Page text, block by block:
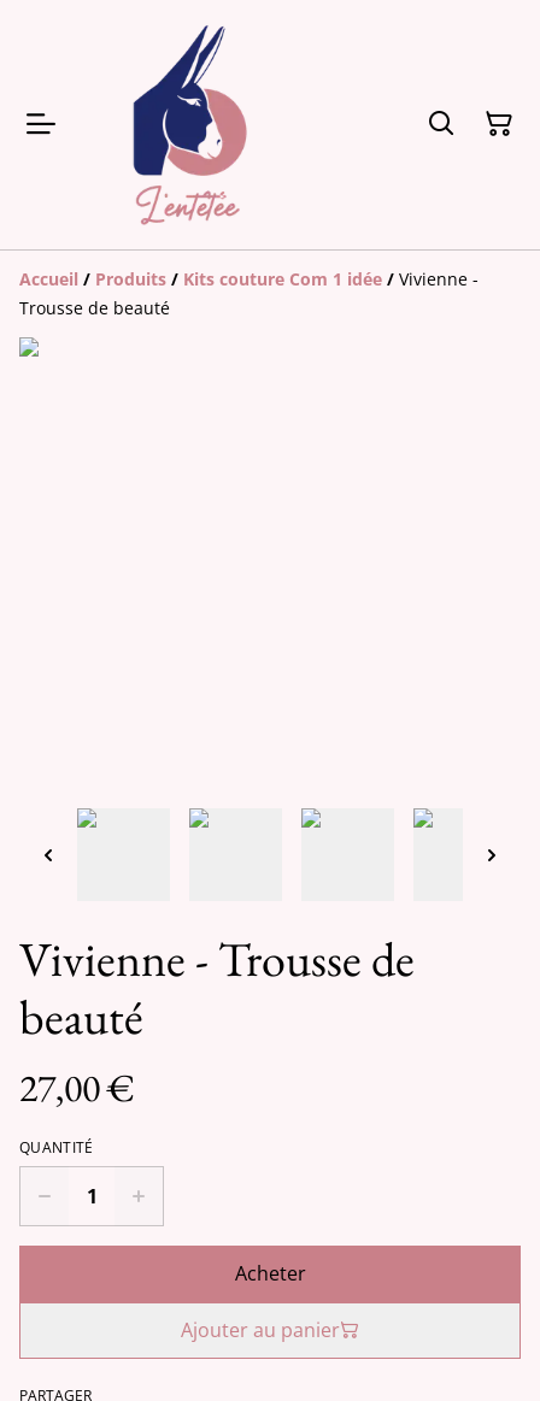
Accueil / Produits / Kits couture Com 1 idée / Vivienne -
Trousse de beauté
Vivienne - Trousse de
beauté
27,00 €
QUANTITÉ
Acheter
Ajouter au panier
PARTAGER